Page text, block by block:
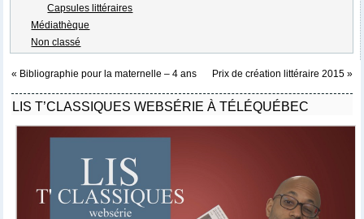
Capsules littéraires
Médiathèque
Non classé
« Bibliographie pour la maternelle – 4 ans Prix de création littéraire 2015»
LIS T’CLASSIQUES WEBSÉRIE À TÉLÉQUÉBEC